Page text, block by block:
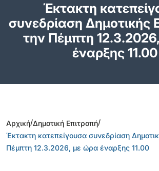
Έκτακτη
συνεδρίαση Δημοτικής
την Πέμπτη
έναρξης 11.00
Αρχική/Δημοτική Επιτροπή/
Έκτακτη κατεπείγουσα συνεδρίαση
Πέμπτη 12.3.2026, με ώρα έναρξης 11.00